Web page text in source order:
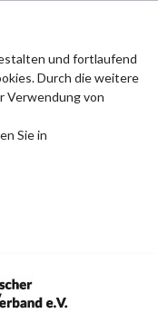
und fortlaufend
Durch die weitere
Verwendung von
Sie in